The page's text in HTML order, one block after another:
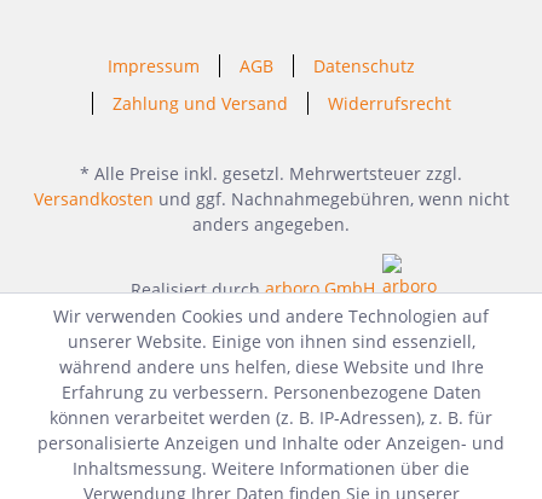
Impressum AGB
Datenschutz
Zahlung und Versand
Widerrufsrecht
* Alle Preise inkl. gesetzl. Mehrwertsteuer zzgl.
Versandkosten und ggf. Nachnahmegebühren, wenn nicht
anders angegeben.
Realisiert durcharboro GmbH
Wir verwenden Cookies und andere Technologien auf
unserer Website. Einige von ihnen sind essenziell,
während andere uns helfen, diese Website und Ihre
Erfahrung zu verbessern. Personenbezogene Daten
können verarbeitet werden (z. B. IP-Adressen), z. B. für
personalisierte Anzeigen und Inhalte oder Anzeigen- und
Inhaltsmessung. Weitere Informationen über die
Verwendung Ihrer Daten finden Sie in unserer